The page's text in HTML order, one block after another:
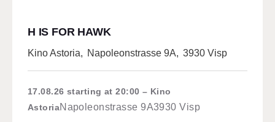
H IS FOR HAWK
Kino Astoria, Napoleonstrasse 9A, 3930 Visp
17.08.26 starting at 20:00
Kino
AstoriaNapoleonstrasse 9A3930 Visp